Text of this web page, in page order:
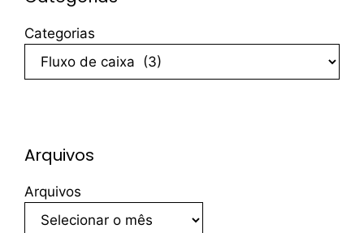
Categorias
Arquivos
Arquivos